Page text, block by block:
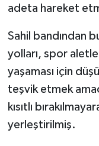
adeta hareket
Sahil bandından
yolları, spor
yaşaması için
teşvik etmek
kısıtlı
yerleştirilmiş.